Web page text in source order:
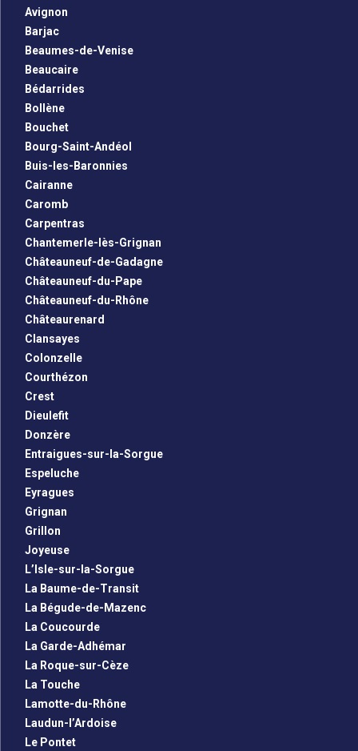
Avignon
Barjac
Beaumes-de-Venise
Beaucaire
Bédarrides
Bollène
Bouchet
Bourg-Saint-Andéol
Buis-les-Baronnies
Cairanne
Caromb
Carpentras
Chantemerle-lès-Grignan
Châteauneuf-de-Gadagne
Châteauneuf-du-Pape
Châteauneuf-du-Rhône
Châteaurenard
Clansayes
Colonzelle
Courthézon
Crest
Dieulefit
Donzère
Entraigues-sur-la-Sorgue
Espeluche
Eyragues
Grignan
Grillon
Joyeuse
L’Isle-sur-la-Sorgue
La Baume-de-Transit
La Bégude-de-Mazenc
La Coucourde
La Garde-Adhémar
La Roque-sur-Cèze
La Touche
Lamotte-du-Rhône
Laudun-l’Ardoise
Le Pontet